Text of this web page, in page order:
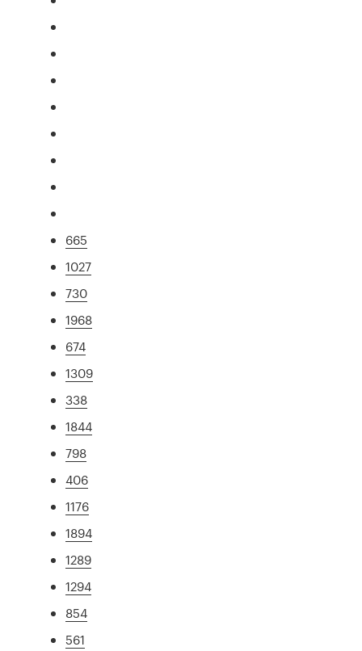
665
1027
730
1968
674
1309
338
1844
798
406
1176
1894
1289
1294
854
561